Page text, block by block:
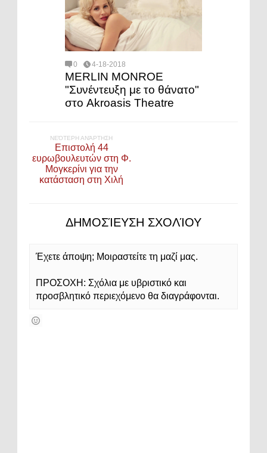
0 4-18-2018
MERLIN MONROE
"Συνέντευξη με το θάνατο"
στο Akroasis Theatre
ΝΕΌΤΕΡΗ ΑΝΆΡΤΗΣΗ
Επιστολή 44
ευρωβουλευτών στη Φ.
Μογκερίνι για την
κατάσταση στη Χιλή
ΔΗΜΟΣΊΕΥΣΗ ΣΧΟΛΊΟΥ
Έχετε άποψη; Μοιραστείτε τη μαζί μας.
ΠΡΟΣΟΧΗ: Σχόλια με υβριστικό και
προσβλητικό περιεχόμενο θα διαγράφονται.